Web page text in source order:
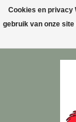
Cookies en privacy
gebruik van onze